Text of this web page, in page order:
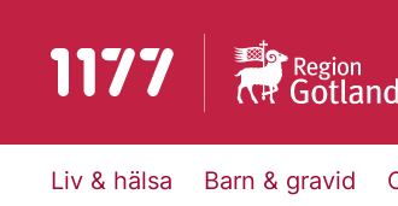
Till startsidan för 1177
Liv & hälsa Barn & gravid